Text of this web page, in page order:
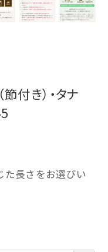
付き）・タナ
長さをお選びい